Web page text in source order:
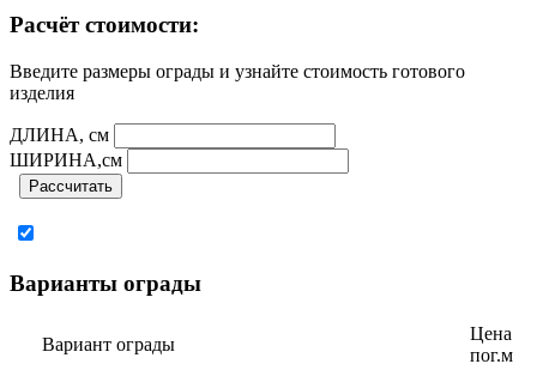
Расчёт стоимости:
Введите размеры ограды и узнайте стоимость готового
изделия
ДЛИНА, см
ШИРИНА,см
Рассчитать
Варианты ограды
Вариант ограды
Цена
пог.м